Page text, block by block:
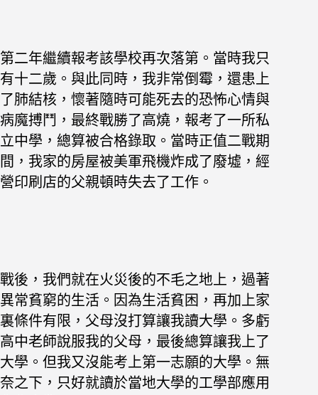
第二年繼續報考該學校再次落第。當時我只
有十二歲。與此同時，我非常倒霉，還患上
了肺結核，懷著隨時可能死去的恐怖心情與
病魔搏鬥，最終戰勝了高燒，報考了一所私
立中學，總算被合格錄取。當時正值二戰期
間，我家的房屋被美軍飛機炸成了廢墟，經
營印刷店的父親頓時失去了工作。
戰後，我們就在火災後的不毛之地上，過著
異常貧窮的生活。因為生活貧困，再加上家
裏條件有限，父母沒打算讓我讀大學。多虧
高中老師說服我的父母，最後總算讓我上了
大學。但我又沒能考上第一志願的大學。無
奈之下，只好就讀於當地大學的工學部應用